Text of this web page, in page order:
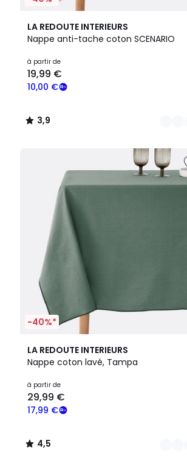
LA REDOUTE INTERIEURS
Nappe anti-tache coton SCENARIO
Prix
à
partir
€
programme
place
10,00
à partir de
10,00 €
19,99 €
3,9
/ 5
12
Couleurs
3,9
/
-40%*
LA REDOUTE INTERIEURS
Nappe coton lavé, Tampa
à partir de
17,99 €
29,99 €
4,5
/ 5
5
Couleurs
4,5
/